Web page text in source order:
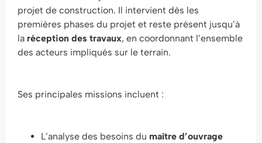
projet de construction. Il intervient dès les
premières phases du projet et reste présent jusqu’à
la réception des travaux, en coordonnant l’ensemble
des acteurs impliqués sur le terrain.
Ses principales missions incluent :
L’analyse des besoins du maître d’ouvrage